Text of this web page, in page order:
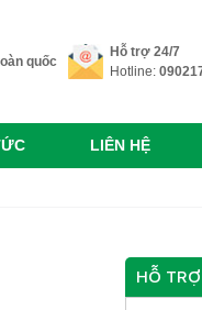
quốc
Hỗ trợ 24/7
Hotline:
LIÊN HỆ
HỖ